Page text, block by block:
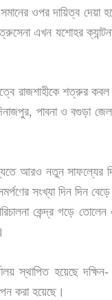
ওপর দায়িত্ব দেয়া
এখন যশোহর
রাজশাহীকে শত্রুর
পাবনা ও বগুড়া
আরও নতুন সাফল্যের
সংখ্যা দিন
কেন্দ্র গড়ে
স্থাপিত হয়েছে
করা হয়েছে।